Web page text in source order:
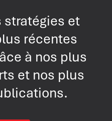
stratégies et
récentes
à nos plus
et nos plus